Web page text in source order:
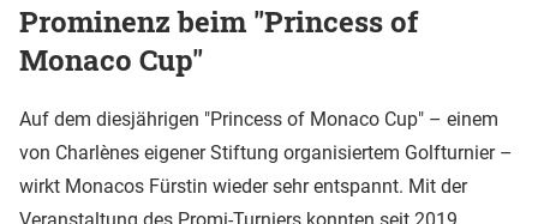
Prominenz beim "Princess of
Monaco Cup"
Auf dem diesjährigen "Princess of Monaco Cup" – einem
von Charlènes eigener Stiftung organisiertem Golfturnier –
wirkt Monacos Fürstin wieder sehr entspannt. Mit der
Veranstaltung des Promi-Turniers konnten seit 2019